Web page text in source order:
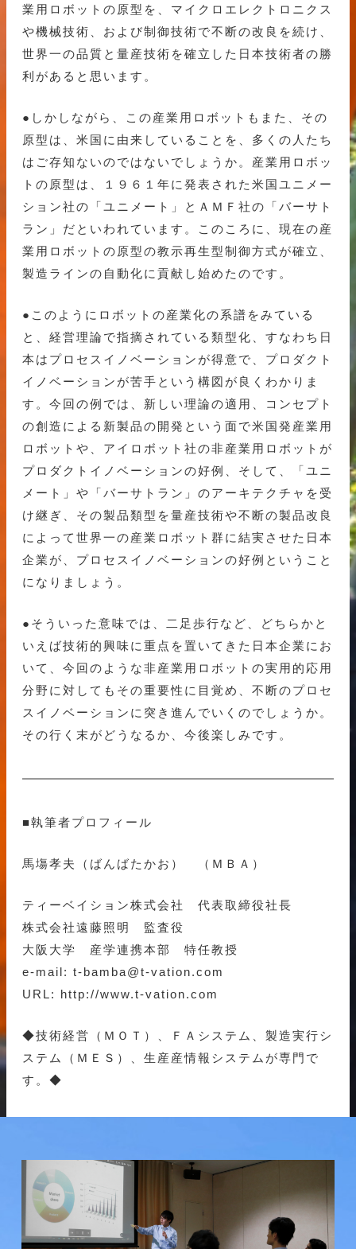
業用ロボットの原型を、マイクロエレクトロニクス
や機械技術、および制御技術で不断の改良を続け、
世界一の品質と量産技術を確立した日本技術者の勝
利があると思います。
●しかしながら、この産業用ロボットもまた、その
原型は、米国に由来していることを、多くの人たち
はご存知ないのではないでしょうか。産業用ロボッ
トの原型は、１９６１年に発表された米国ユニメー
ション社の「ユニメート」とＡＭＦ社の「バーサト
ラン」だといわれています。このころに、現在の産
業用ロボットの原型の教示再生型制御方式が確立、
製造ラインの自動化に貢献し始めたのです。
●このようにロボットの産業化の系譜をみている
と、経営理論で指摘されている類型化、すなわち日
本はプロセスイノベーションが得意で、プロダクト
イノベーションが苦手という構図が良くわかりま
す。今回の例では、新しい理論の適用、コンセプト
の創造による新製品の開発という面で米国発産業用
ロボットや、アイロボット社の非産業用ロボットが
プロダクトイノベーションの好例、そして、「ユニ
メート」や「バーサトラン」のアーキテクチャを受
け継ぎ、その製品類型を量産技術や不断の製品改良
によって世界一の産業ロボット群に結実させた日本
企業が、プロセスイノベーションの好例ということ
になりましょう。
●そういった意味では、二足歩行など、どちらかと
いえば技術的興味に重点を置いてきた日本企業にお
いて、今回のような非産業用ロボットの実用的応用
分野に対してもその重要性に目覚め、不断のプロセ
スイノベーションに突き進んでいくのでしょうか。
その行く末がどうなるか、今後楽しみです。
■執筆者プロフィール
馬塲孝夫（ばんばたかお） （ＭＢＡ）
ティーベイション株式会社 代表取締役社長
株式会社遠藤照明 監査役
大阪大学 産学連携本部 特任教授
e-mail: t-bamba@t-vation.com
URL: http://www.t-vation.com
◆技術経営（ＭＯＴ）、ＦＡシステム、製造実行シ
ステム（ＭＥＳ）、生産産情報システムが専門で
す。◆